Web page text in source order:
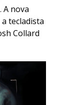
A nova
tecladista
Collard